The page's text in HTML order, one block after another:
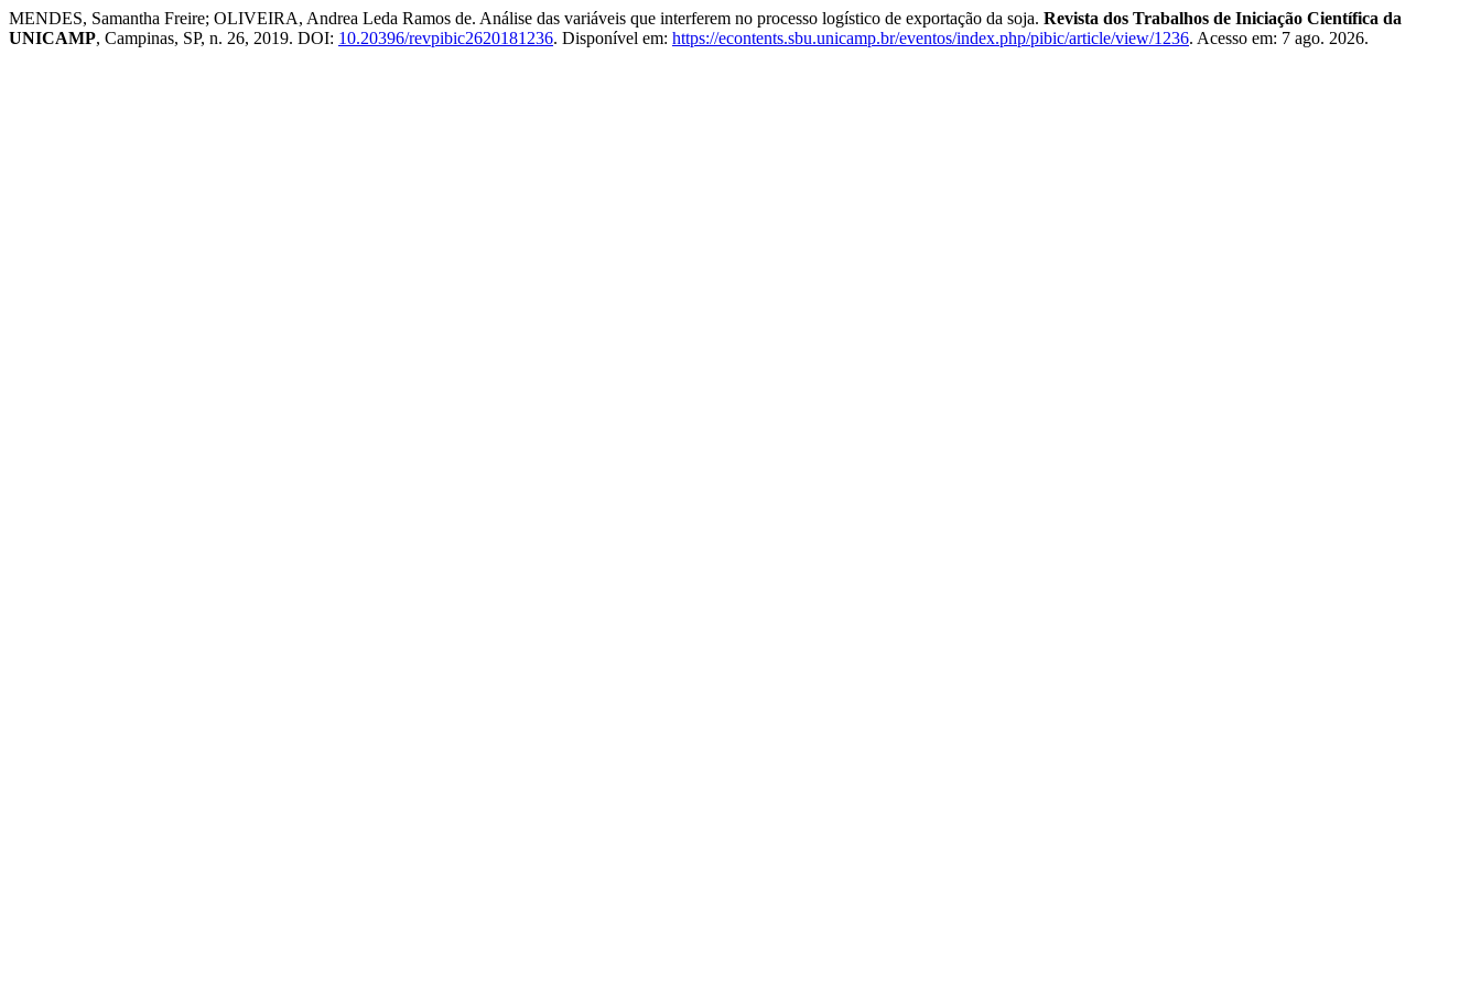
MENDES, Samantha Freire; OLIVEIRA, Andrea Leda Ramos de. Análise das variáveis que interferem no processo logístico de exportação da soja. Revista dos Trabalhos de Iniciação Científica da
UNICAMP, Campinas, SP, n. 26, 2019. DOI: 10.20396/revpibic2620181236. Disponível em: https://econtents.sbu.unicamp.br/eventos/index.php/pibic/article/view/1236. Acesso em: 7 ago. 2026.